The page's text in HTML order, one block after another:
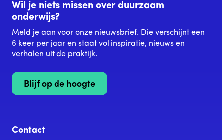
Wil je niets missen over duurzaam
onderwijs?
Meld je aan voor onze nieuwsbrief. Die verschijnt een
6 keer per jaar en staat vol inspiratie, nieuws en
verhalen uit de praktijk.
Blijf op de hoogte
Contact